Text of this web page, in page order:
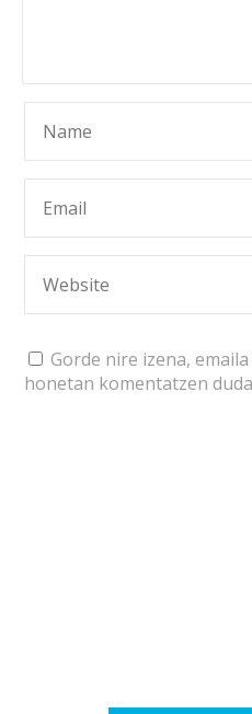
Gorde nire izena,
honetan komentatzen